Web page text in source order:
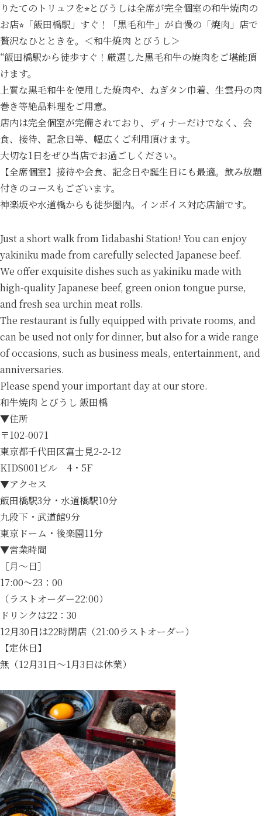
りたてのトリュフを⭐︎とびうしは全席が完全個室の和牛焼肉の
お店⭐︎「飯田橋駅」すぐ！「黒毛和牛」が自慢の「焼肉」店で
贅沢なひとときを。＜和牛焼肉 とびうし＞
“飯田橋駅から徒歩すぐ！厳選した黒毛和牛の焼肉をご堪能頂
けます。
上質な黒毛和牛を使用した焼肉や、ねぎタン巾着、生雲丹の肉
巻き等絶品料理をご用意。
店内は完全個室が完備されており、ディナーだけでなく、会
食、接待、記念日等、幅広くご利用頂けます。
大切な1日をぜひ当店でお過ごしください。
【全席個室】接待や会食、記念日や誕生日にも最適。飲み放題
付きのコースもございます。
神楽坂や水道橋からも徒歩圏内。インボイス対応店舗です。
Just a short walk from Iidabashi Station! You can enjoy
yakiniku made from carefully selected Japanese beef.
We offer exquisite dishes such as yakiniku made with
high-quality Japanese beef, green onion tongue purse,
and fresh sea urchin meat rolls.
The restaurant is fully equipped with private rooms, and
can be used not only for dinner, but also for a wide range
of occasions, such as business meals, entertainment, and
anniversaries.
Please spend your important day at our store.
和牛焼肉 とびうし 飯田橋
▼住所
〒102-0071
東京都千代田区富士見2-2-12
KIDS001ビル 4・5F
▼アクセス
飯田橋駅3分・水道橋駅10分
九段下・武道館9分
東京ドーム・後楽園11分
▼営業時間
［月～日］
17:00～23：00
（ラストオーダー22:00）
ドリンクは22：30
12月30日は22時閉店（21:00ラストオーダー）
【定休日】
無（12月31日～1月3日は休業）